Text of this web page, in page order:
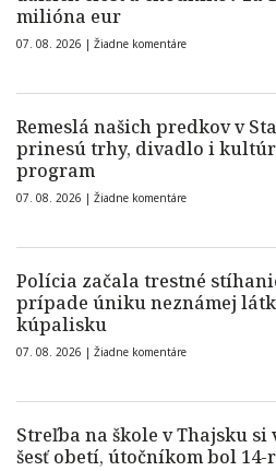
milióna eur
07. 08. 2026 | Žiadne komentáre
Remeslá našich predkov v
prinesú trhy, divadlo i
program
07. 08. 2026 | Žiadne komentáre
Polícia začala trestné
prípade úniku neznámej
kúpalisku
07. 08. 2026 | Žiadne komentáre
Streľba na škole v Thajsku si
šesť obetí, útočníkom bol 14-